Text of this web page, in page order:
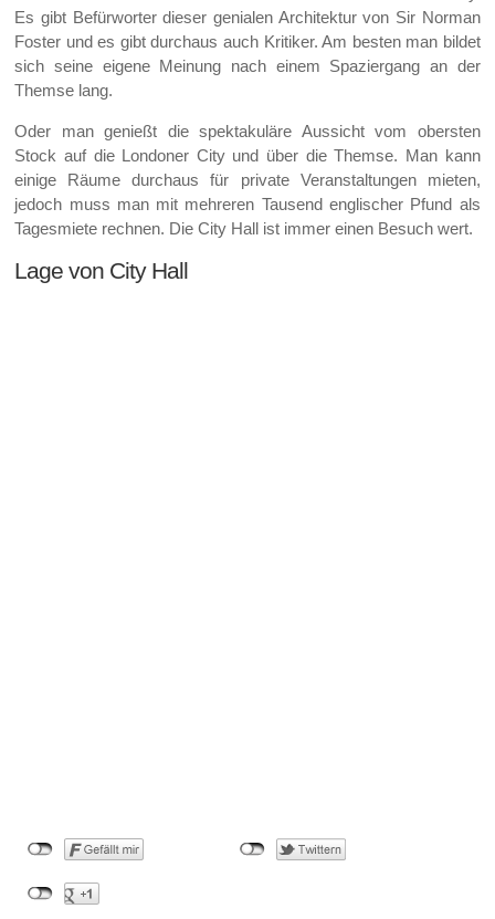
Es gibt Befürworter dieser genialen Architektur von Sir Norman
Foster und es gibt durchaus auch Kritiker. Am besten man bildet
sich seine eigene Meinung nach einem Spaziergang an der
Themse lang.
Oder man genießt die spektakuläre Aussicht vom obersten
Stock auf die Londoner City und über die Themse. Man kann
einige Räume durchaus für private Veranstaltungen mieten,
jedoch muss man mit mehreren Tausend englischer Pfund als
Tagesmiete rechnen. Die City Hall ist immer einen Besuch wert.
Lage von City Hall